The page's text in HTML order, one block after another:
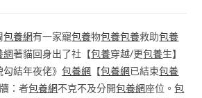
包養網有一家寵包養物包養包養救助包養
網著貓回身出了社【包養穿越/更包養生】
勾結年夜佬》包養網 【包養網已結束包養
：者包養網不克不及分開包養網座位。包